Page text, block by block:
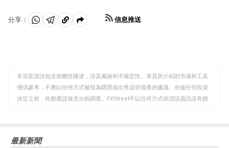
分享：
分 分 複
板
信息推送
本頁面資訊包含前瞻性陳述，涉及風險和不確定性。本頁所介紹的市場和工具
僅供參考，不應以任何方式被視為購買或出售這些資產的建議。在做任何投資
決定之前，你都應該做充分的調查。FXStreet不以任何方式保證該資訊沒有錯
觀點，並不代表FXStreet或其廣告商的官方政策或立場。作者不對本頁連結的
最新新聞